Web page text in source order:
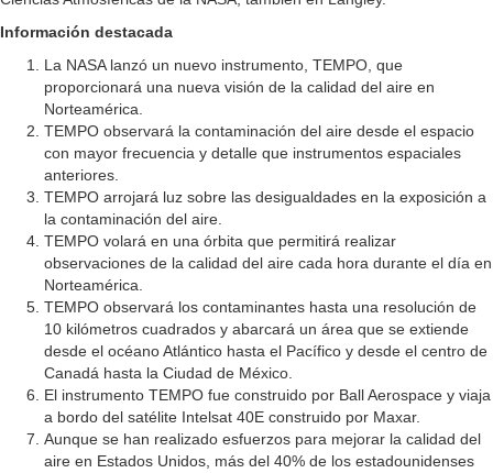
Información destacada
La NASA lanzó un nuevo instrumento, TEMPO, que
proporcionará una nueva visión de la calidad del aire en
Norteamérica.
TEMPO observará la contaminación del aire desde el espacio
con mayor frecuencia y detalle que instrumentos espaciales
anteriores.
TEMPO arrojará luz sobre las desigualdades en la exposición a
la contaminación del aire.
TEMPO volará en una órbita que permitirá realizar
observaciones de la calidad del aire cada hora durante el día en
Norteamérica.
TEMPO observará los contaminantes hasta una resolución de
10 kilómetros cuadrados y abarcará un área que se extiende
desde el océano Atlántico hasta el Pacífico y desde el centro de
Canadá hasta la Ciudad de México.
El instrumento TEMPO fue construido por Ball Aerospace y viaja
a bordo del satélite Intelsat 40E construido por Maxar.
Aunque se han realizado esfuerzos para mejorar la calidad del
aire en Estados Unidos, más del 40% de los estadounidenses